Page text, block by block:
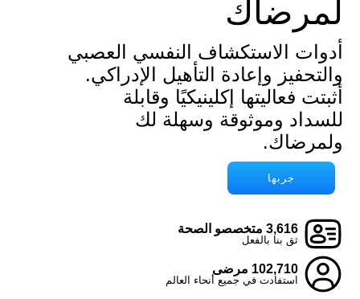
لمرضاك
أدوات الاستكشاف النفسي العصبي
والتحفيز وإعادة التأهيل الإدراكي.
أثبتت فعاليتها إكلينيكيًا وقابلة
للسداد وموثوقة وسهلة لك
ولمرضاك.
جربها
3,616 متخصصو الصحة
ثق بنا بالفعل
102,710 مرضى
استفادت في جميع أنحاء العالم